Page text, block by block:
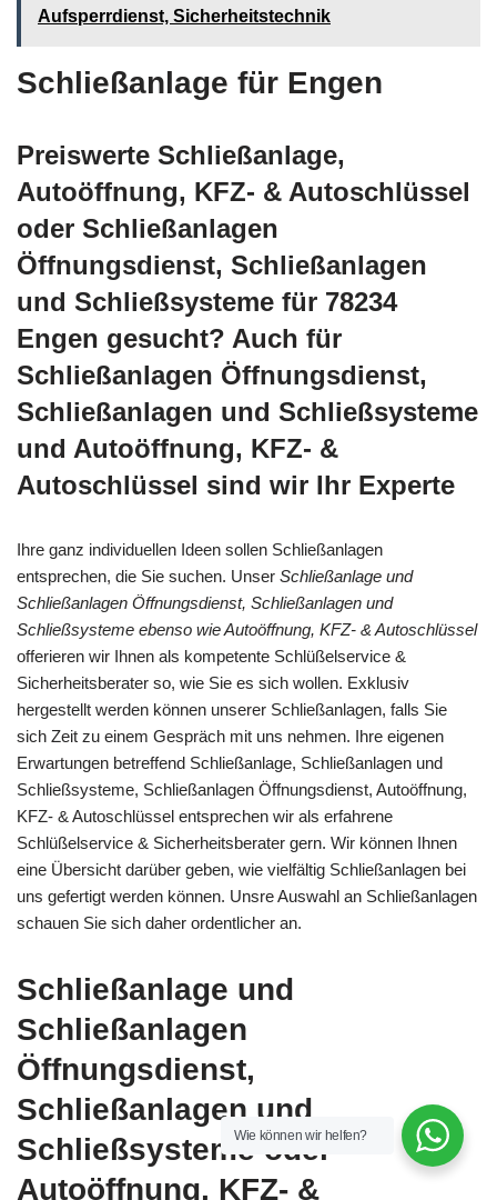
Aufsperrdienst, Sicherheitstechnik
Schließanlage für Engen
Preiswerte Schließanlage,
Autoöffnung, KFZ- & Autoschlüssel
oder Schließanlagen
Öffnungsdienst, Schließanlagen
und Schließsysteme für 78234
Engen gesucht? Auch für
Schließanlagen Öffnungsdienst,
Schließanlagen und Schließsysteme
und Autoöffnung, KFZ- &
Autoschlüssel sind wir Ihr Experte
Ihre ganz individuellen Ideen sollen Schließanlagen
entsprechen, die Sie suchen. Unser Schließanlage und
Schließanlagen Öffnungsdienst, Schließanlagen und
Schließsysteme ebenso wie Autoöffnung, KFZ- & Autoschlüssel
offerieren wir Ihnen als kompetente Schlüßelservice &
Sicherheitsberater so, wie Sie es sich wollen. Exklusiv
hergestellt werden können unserer Schließanlagen, falls Sie
sich Zeit zu einem Gespräch mit uns nehmen. Ihre eigenen
Erwartungen betreffend Schließanlage, Schließanlagen und
Schließsysteme, Schließanlagen Öffnungsdienst, Autoöffnung,
KFZ- & Autoschlüssel entsprechen wir als erfahrene
Schlüßelservice & Sicherheitsberater gern. Wir können Ihnen
eine Übersicht darüber geben, wie vielfältig Schließanlagen bei
uns gefertigt werden können. Unsre Auswahl an Schließanlagen
schauen Sie sich daher ordentlicher an.
Schließanlage und
Schließanlagen
Öffnungsdienst,
Schließanlagen und
Schließsysteme oder
Autoöffnung, KFZ- &
Wie können wir helfen?